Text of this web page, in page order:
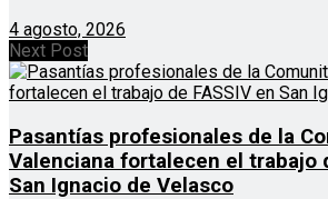
4 agosto, 2026
Next Post
Pasantías profesionales de la
Valenciana fortalecen el trabajo
San Ignacio de Velasco